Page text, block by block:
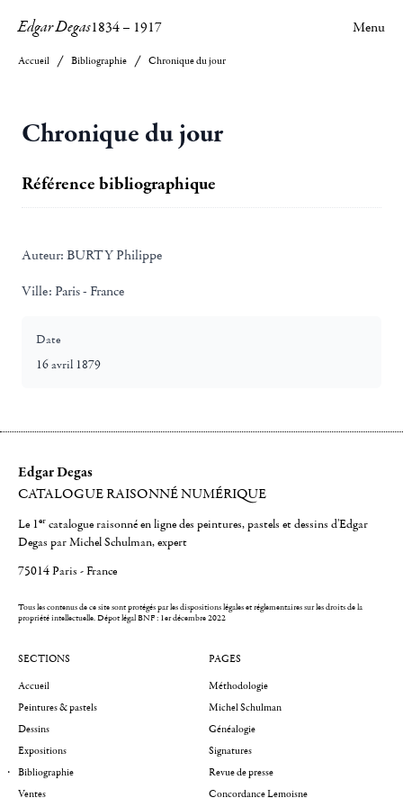
Edgar Degas1834– 1917 Menu
Accueil Bibliographie Chronique du jour
Chronique du jour
Référence bibliographique
Auteur: BURTY Philippe
Ville: Paris - France
Date
16 avril 1879
Edgar Degas
CATALOGUE RAISONNÉ NUMÉRIQUE
Le 1er catalogue raisonné en ligne des peintures, pastels et dessins d'Edgar
Degas par Michel Schulman, expert
75014 Paris - France
Tous les contenus de ce site sont protégés par les dispositions légales et réglementaires sur les droits de la
propriété intellectuelle.Dépot légal BNF : 1er décembre 2022
SECTIONS
Accueil
Peintures & pastels
Dessins
Expositions
Bibliographie
Ventes
PAGES
Méthodologie
Michel Schulman
Généalogie
Signatures
Revue de presse
Concordance Lemoisne